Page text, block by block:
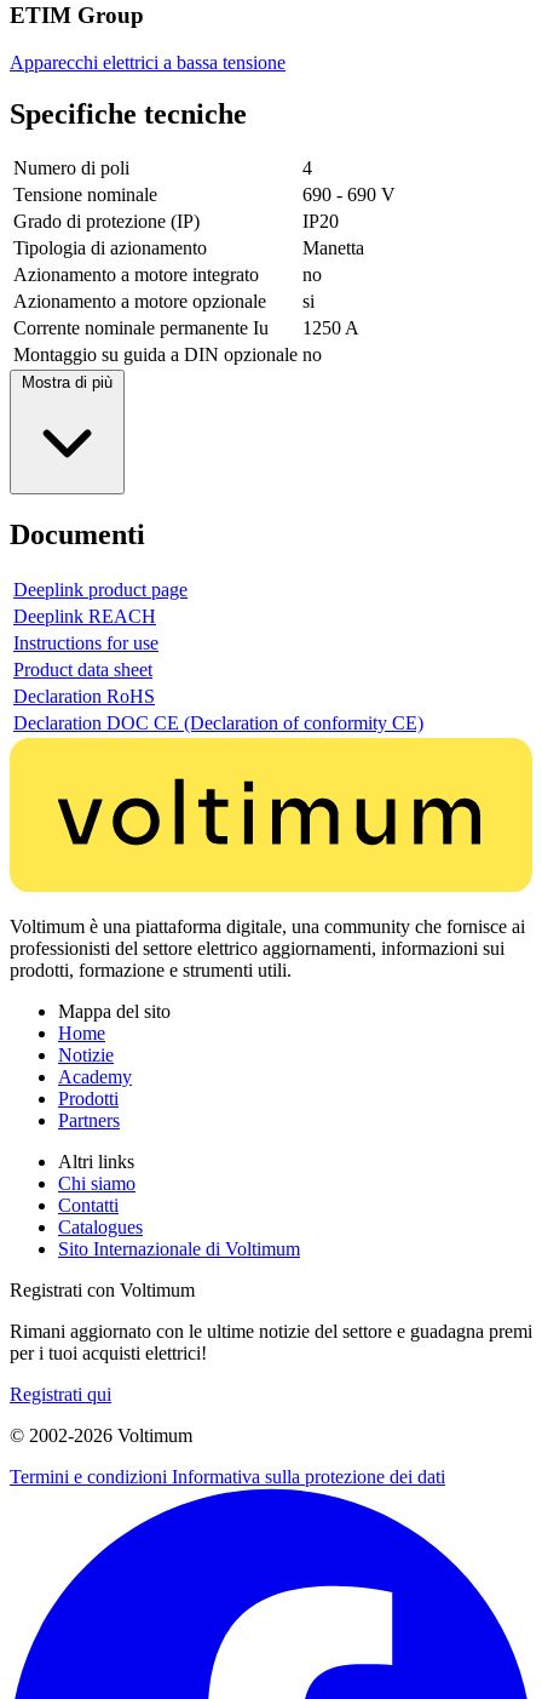
ETIM Group
Apparecchi elettrici a bassa tensione
Specifiche tecniche
Numero di poli
4
Tensione nominale
690 - 690 V
Grado di protezione (IP)
IP20
Tipologia di azionamento
Manetta
Azionamento a motore integrato
no
Azionamento a motore opzionale
si
Corrente nominale permanente Iu
1250 A
Montaggio su guida a DIN opzionale no
Mostra di più
Documenti
Deeplink product page
Deeplink REACH
Instructions for use
Product data sheet
Declaration RoHS
Declaration DOC CE (Declaration of conformity CE)
Voltimum è una piattaforma digitale, una community che fornisce ai
professionisti del settore elettrico aggiornamenti, informazioni sui
prodotti, formazione e strumenti utili.
Mappa del sito
Home
Notizie
Academy
Prodotti
Partners
Altri links
Chi siamo
Contatti
Catalogues
Sito Internazionale di Voltimum
Registrati con Voltimum
Rimani aggiornato con le ultime notizie del settore e guadagna premi
per i tuoi acquisti elettrici!
Registrati qui
© 2002-2026 Voltimum
Termini e condizioni Informativa sulla protezione dei dati